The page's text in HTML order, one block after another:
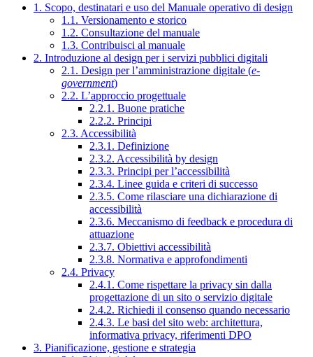
1. Scopo, destinatari e uso del Manuale operativo di design
1.1. Versionamento e storico
1.2. Consultazione del manuale
1.3. Contribuisci al manuale
2. Introduzione al design per i servizi pubblici digitali
2.1. Design per l’amministrazione digitale (e-
government)
2.2. L’approccio progettuale
2.2.1. Buone pratiche
2.2.2. Principi
2.3. Accessibilità
2.3.1. Definizione
2.3.2. Accessibilità by design
2.3.3. Principi per l’accessibilità
2.3.4. Linee guida e criteri di successo
2.3.5. Come rilasciare una dichiarazione di
accessibilità
2.3.6. Meccanismo di feedback e procedura di
attuazione
2.3.7. Obiettivi accessibilità
2.3.8. Normativa e approfondimenti
2.4. Privacy
2.4.1. Come rispettare la privacy sin dalla
progettazione di un sito o servizio digitale
2.4.2. Richiedi il consenso quando necessario
2.4.3. Le basi del sito web: architettura,
informativa privacy, riferimenti DPO
3. Pianificazione, gestione e strategia